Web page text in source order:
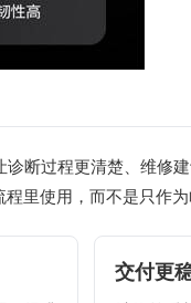
断过程更清楚、维修
里使用，而不是只作为
交付更